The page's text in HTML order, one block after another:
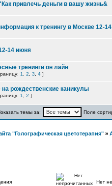
привлечь деньги в вашу жизнь&
к тренингу в Москве 12-
14 июня
тренинги он лайн
1 2 3 4 ]
на рождественские каникулы
1 2 ]
темы за: Поле
"Голографическая цветотерапия" »
Нет